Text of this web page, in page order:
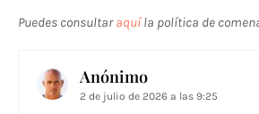
Puedes consultaraquíla política de
Anónimo
2 de julio de 2026 a las 9:25